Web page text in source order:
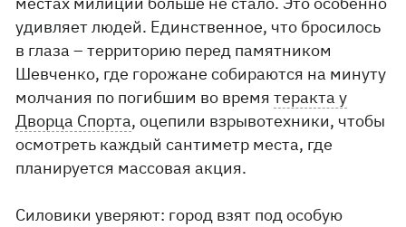
удивляет людей. Единственное, что бросилось
в глаза – территорию перед памятником
Шевченко, где горожане собираются на минуту
молчания по погибшим во времятеракта у
Дворца Спорта, оцепили взрывотехники, чтобы
осмотреть каждый сантиметр места, где
планируется массовая акция.
Силовики уверяют: город взят под особую